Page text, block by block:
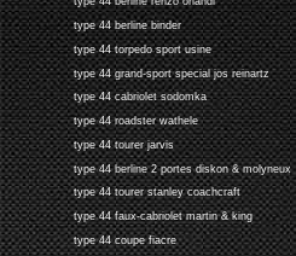
type 44 berline binder
type 44 torpedo sport usine
type 44 grand-sport special jos reinartz
type 44 cabriolet sodomka
type 44 roadster wathele
type 44 tourer jarvis
type 44 berline 2 portes diskon & molyneux
type 44 tourer stanley coachcraft
type 44 faux-cabriolet martin & king
type 44 coupe fiacre